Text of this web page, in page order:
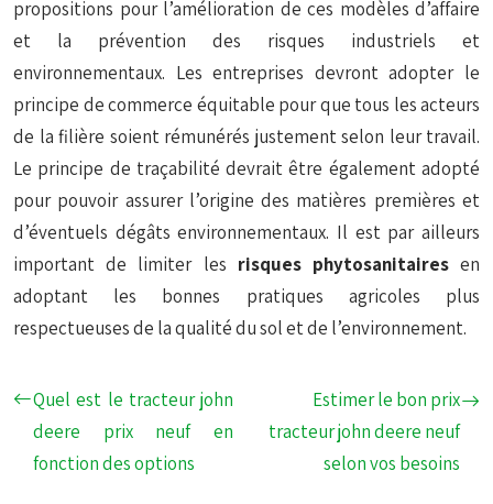
propositions pour l’amélioration de ces modèles d’affaire
et la prévention des risques industriels et
environnementaux. Les entreprises devront adopter le
principe de commerce équitable pour que tous les acteurs
de la filière soient rémunérés justement selon leur travail.
Le principe de traçabilité devrait être également adopté
pour pouvoir assurer l’origine des matières premières et
d’éventuels dégâts environnementaux. Il est par ailleurs
important de limiter les risques phytosanitairesen
adoptant les bonnes pratiques agricoles plus
respectueuses de la qualité du sol et de l’environnement.
Quel est le tracteur john
deere prix neuf en
fonction des options
Estimer le bon prix
tracteur john deere neuf
selon vos besoins